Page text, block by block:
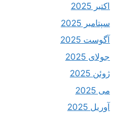
اکتبر 2025
سپتامبر 2025
آگوست 2025
جولای 2025
ژوئن 2025
می 2025
آوریل 2025